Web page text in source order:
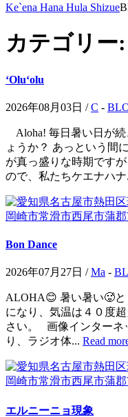
Ke`ena Hana Hula Shizue
カテゴリー:
ʻOluʻolu
2026年08月03日 /C -
Aloha! 毎日暑い日が続
ょうか？ あっという間
が真っ盛りな時期です
ので、私たちケエナハナ
Bon Dance
2026年07月27日 /Ma -
ALOHA😊 暑い暑い🥵と
になり、気温は４０度
さい。 画像インター
り、ラジオ体... Read
エルニーニョ現象